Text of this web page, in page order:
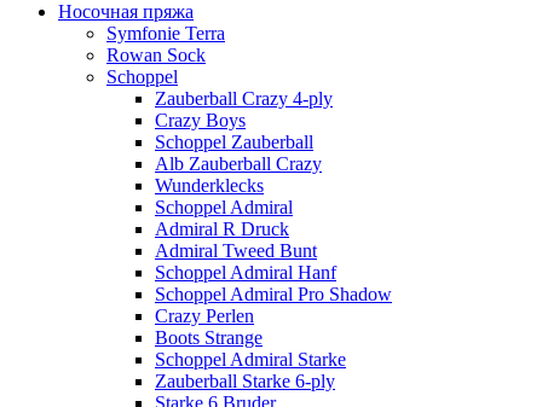
Носочная пряжа
Symfonie Terra
Rowan Sock
Schoppel
Zauberball Crazy 4-ply
Crazy Boys
Schoppel Zauberball
Alb Zauberball Crazy
Wunderklecks
Schoppel Admiral
Admiral R Druck
Admiral Tweed Bunt
Schoppel Admiral Hanf
Schoppel Admiral Pro Shadow
Crazy Perlen
Boots Strange
Schoppel Admiral Starke
Zauberball Starke 6-ply
Starke 6 Bruder